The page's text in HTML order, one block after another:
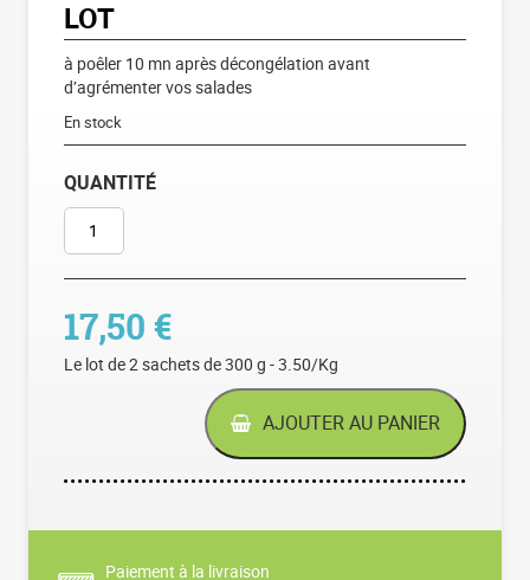
LOT
à poêler 10 mn après décongélation avant
d’agrémenter vos salades
En stock
QUANTITÉ
QUANTITÉ DE GÉSIERS DE POULET CONFITS À LA GRAISSE
17,50€
Le lot de 2 sachets de 300 g - 3.50/Kg
AJOUTER AU PANIER
Paiement à la livraison